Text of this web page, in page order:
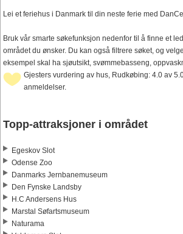
Lei et feriehus i Danmark til din neste ferie med
Bruk vår smarte søkefunksjon nedenfor til å finne et
området du ønsker. Du kan også filtrere søket, og
eksempel skal ha sjøutsikt, svømmebasseng,
Gjesters vurdering av hus, Rudkøbing: 4.0 av
anmeldelser.
Topp-attraksjoner i området
Egeskov Slot
Odense Zoo
Danmarks Jernbanemuseum
Den Fynske Landsby
H.C Andersens Hus
Marstal Søfartsmuseum
Naturama